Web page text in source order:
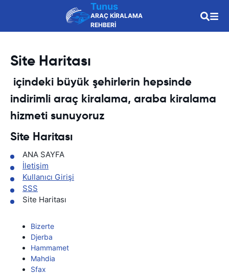
Tunus
ARAÇ KİRALAMA
REHBERİ
Site Haritası
içindeki büyük şehirlerin hepsinde
indirimli araç kiralama, araba kiralama
hizmeti sunuyoruz
Site Haritası
ANA SAYFA
İletişim
Kullanıcı Girişi
SSS
Site Haritası
Bizerte
Djerba
Hammamet
Mahdia
Sfax